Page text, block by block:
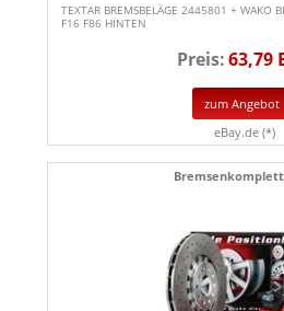
TEXTAR BREMSBELÄGE 2445801 + WAKO
F16 F86 HINTEN
Preis:63,79
zum Angebot
eBay.de (*)